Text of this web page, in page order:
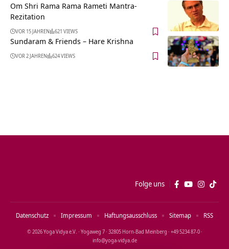
Om Shri Rama Rama Rameti Mantra-
Rezitation
VOR 15 JAHREN 621 VIEWS
Sundaram & Friends – Hare Krishna
VOR 2 JAHREN 624 VIEWS
Folge uns
© 2026 Yoga Vidya e.V. · Yogaweg 7 · 32805 Horn‑Bad Meinberg · +49 5234 87‑0 ·
info@yoga‑vidya.de
Datenschutz Impressum Haftungsausschluss Sitemap RSS